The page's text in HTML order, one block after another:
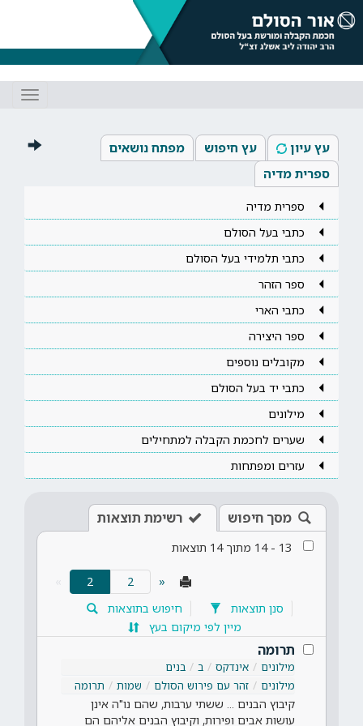
עץ עיון עץ חיפוש
מפתח נושאים
ספרית מדיה
ספרית מדיה
כתבי בעל הסולם
כתבי תלמידי בעל הסולם
ספר הזהר
כתבי הארי
ספר היצירה
מקובלים נוספים
כתבי יד בעל הסולם
מילונים
שערים לחכמת הקבלה למתחילים
עזרים ומפתחות
מסך חיפוש רשימת תוצאות
13
-
14 מתוך14 תוצאות
«
2
סנן תוצאות
חיפוש בתוצאות
מיין לפי מיקום בעץ
תרומה
מילונים אינדקס ב
בנים
מילונים
זהר עם פירוש הסולם שמות תרומה
קיבוץ הבנים ... ששתי ערבות, שהם נו"ה אינן
עושות אבים ופירות, וקיבוץ הבנים אליהם הם